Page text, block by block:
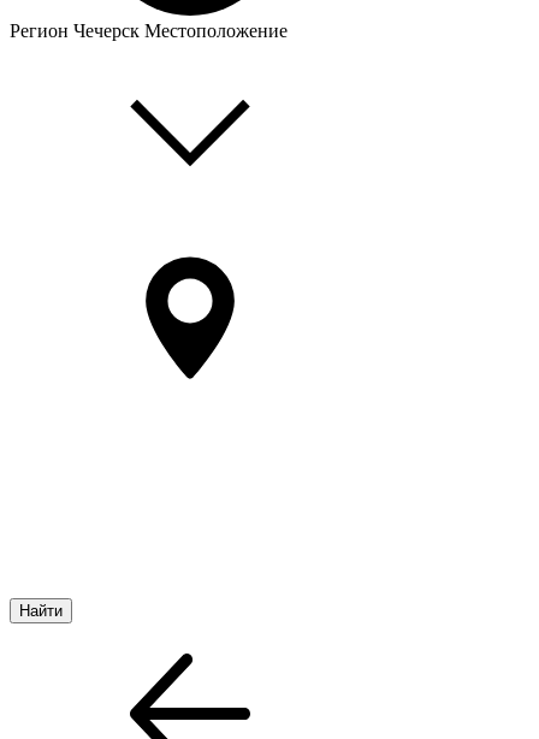
Регион Чечерск Местоположение